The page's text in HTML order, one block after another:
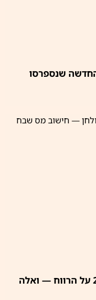
שנספרסו
מוכרים דירה? מס שבח של 25% על הרווח — ואלה